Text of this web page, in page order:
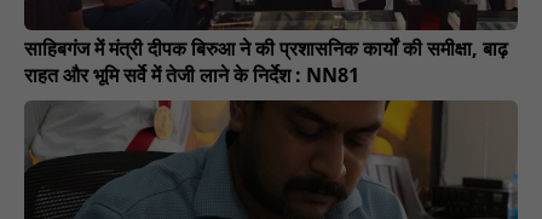
साहिबगंज में मंत्री दीपक बिरुआ ने की प्रशासनिक कार्यों की समीक्षा, बाढ़
राहत और भूमि सर्वे में तेजी लाने के निर्देश : NN81